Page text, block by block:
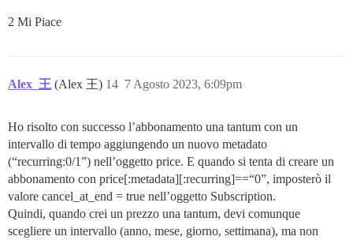
2 Mi Piace
Alex_王 (Alex 王) 7 Agosto 2023, 6:09pm
14
Ho risolto con successo l’abbonamento una tantum con un
intervallo di tempo aggiungendo un nuovo metadato
(“recurring:0/1”) nell’oggetto price. E quando si tenta di creare un
abbonamento con price[:metadata][:recurring]==“0”, imposterò il
valore cancel_at_end = true nell’oggetto Subscription.
Quindi, quando crei un prezzo una tantum, devi comunque
scegliere un intervallo (anno, mese, giorno, settimana), ma non